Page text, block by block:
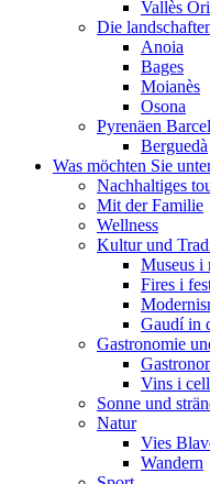
Vallès
Die
Anoia
Bages
Moianès
Osona
Pyrenäen
Berguedà
Was möchten Sie
Nachhaltiges
Mit der Familie
Wellness
Kultur und
Museus i
Fires i
Gaudí in
Gastronomie
Vins i
Sonne und
Natur
Vies
Wandern